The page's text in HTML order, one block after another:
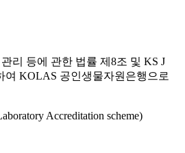
리 등에 관한 법률 제8조 및 KS J
여 KOLAS 공인생물자원은행으로
Accreditation scheme)